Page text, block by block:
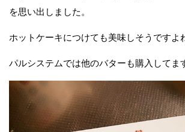
を思い出しました。
ホットケーキにつけても美味しそうですよ
パルシステムでは他のバターも購入してま